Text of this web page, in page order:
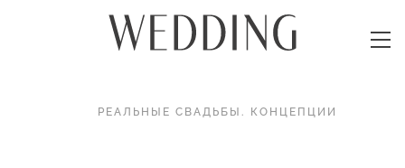
РЕАЛЬНЫЕ СВАДЬБЫ . КОНЦЕПЦИИ